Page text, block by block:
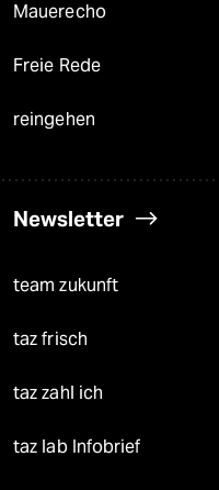
Mauerecho
Freie Rede
reingehen
Newsletter
team zukunft
taz frisch
taz zahl ich
taz lab Infobrief